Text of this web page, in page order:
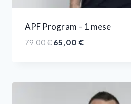
APF Program – 1 mese
79,00€65,00 €